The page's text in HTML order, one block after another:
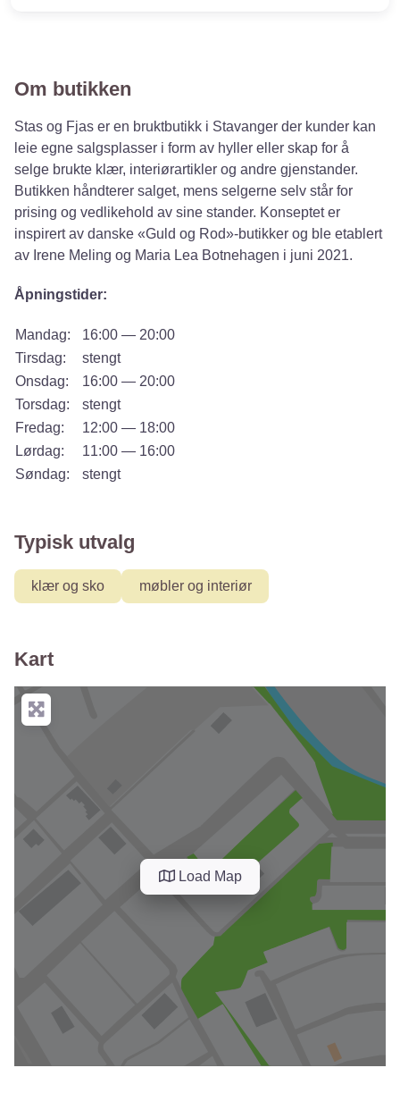
Om butikken
Stas og Fjas er en bruktbutikk i Stavanger der kunder kan
leie egne salgsplasser i form av hyller eller skap for å
selge brukte klær, interiørartikler og andre gjenstander.
Butikken håndterer salget, mens selgerne selv står for
prising og vedlikehold av sine stander. Konseptet er
inspirert av danske «Guld og Rod»-butikker og ble etablert
av Irene Meling og Maria Lea Botnehagen i juni 2021. ​
Åpningstider:
Mandag:
16:00 — 20:00
Tirsdag:
stengt
Onsdag:
16:00 — 20:00
Torsdag:
stengt
Fredag:
12:00 — 18:00
Lørdag:
11:00 — 16:00
Søndag:
stengt
Typisk utvalg
klær og sko møbler og interiør
Kart
Load Map